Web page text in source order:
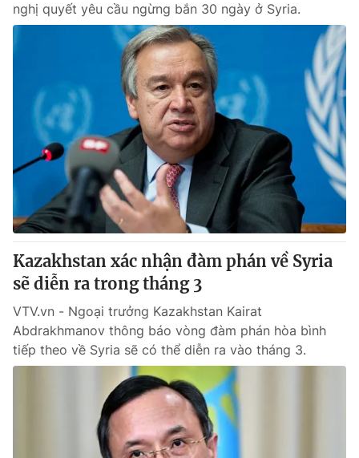
nghị quyết yêu cầu ngừng bắn 30 ngày ở Syria.
Kazakhstan xác nhận đàm phán về Syria
sẽ diễn ra trong tháng 3
VTV.vn - Ngoại trưởng Kazakhstan Kairat
Abdrakhmanov thông báo vòng đàm phán hòa bình
tiếp theo về Syria sẽ có thể diễn ra vào tháng 3.